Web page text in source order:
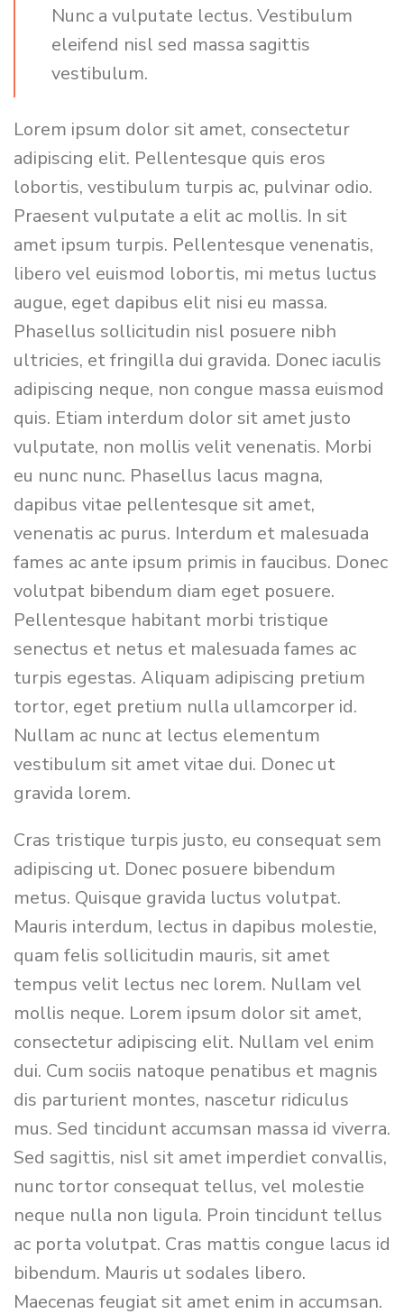
Nunc a vulputate lectus. Vestibulum
eleifend nisl sed massa sagittis
vestibulum.
Lorem ipsum dolor sit amet, consectetur
adipiscing elit. Pellentesque quis eros
lobortis, vestibulum turpis ac, pulvinar odio.
Praesent vulputate a elit ac mollis. In sit
amet ipsum turpis. Pellentesque venenatis,
libero vel euismod lobortis, mi metus luctus
augue, eget dapibus elit nisi eu massa.
Phasellus sollicitudin nisl posuere nibh
ultricies, et fringilla dui gravida. Donec iaculis
adipiscing neque, non congue massa euismod
quis. Etiam interdum dolor sit amet justo
vulputate, non mollis velit venenatis. Morbi
eu nunc nunc. Phasellus lacus magna,
dapibus vitae pellentesque sit amet,
venenatis ac purus. Interdum et malesuada
fames ac ante ipsum primis in faucibus. Donec
volutpat bibendum diam eget posuere.
Pellentesque habitant morbi tristique
senectus et netus et malesuada fames ac
turpis egestas. Aliquam adipiscing pretium
tortor, eget pretium nulla ullamcorper id.
Nullam ac nunc at lectus elementum
vestibulum sit amet vitae dui. Donec ut
gravida lorem.
Cras tristique turpis justo, eu consequat sem
adipiscing ut. Donec posuere bibendum
metus. Quisque gravida luctus volutpat.
Mauris interdum, lectus in dapibus molestie,
quam felis sollicitudin mauris, sit amet
tempus velit lectus nec lorem. Nullam vel
mollis neque. Lorem ipsum dolor sit amet,
consectetur adipiscing elit. Nullam vel enim
dui. Cum sociis natoque penatibus et magnis
dis parturient montes, nascetur ridiculus
mus. Sed tincidunt accumsan massa id viverra.
Sed sagittis, nisl sit amet imperdiet convallis,
nunc tortor consequat tellus, vel molestie
neque nulla non ligula. Proin tincidunt tellus
ac porta volutpat. Cras mattis congue lacus id
bibendum. Mauris ut sodales libero.
Maecenas feugiat sit amet enim in accumsan.